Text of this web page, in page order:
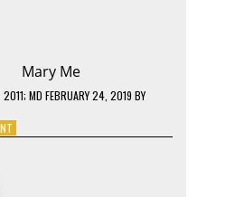
Mary Me
2011; MD FEBRUARY 24, 2019 BY